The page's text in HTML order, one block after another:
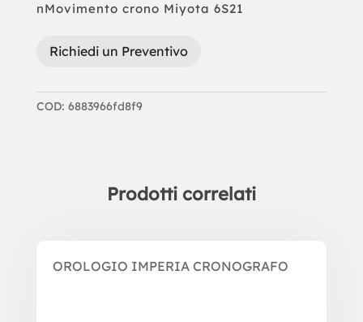
nMovimento crono Miyota 6S21
Richiedi un Preventivo
COD: 6883966fd8f9
Prodotti correlati
OROLOGIO IMPERIA CRONOGRAFO